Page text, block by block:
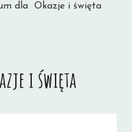
dla Okazje i święta
i święta